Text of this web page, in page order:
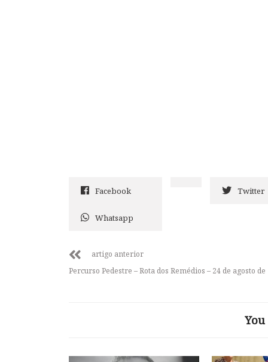
Facebook Twitter
Whatsapp
artigo anterior
Percurso Pedestre – Rota dos Remédios – 24 de agosto de